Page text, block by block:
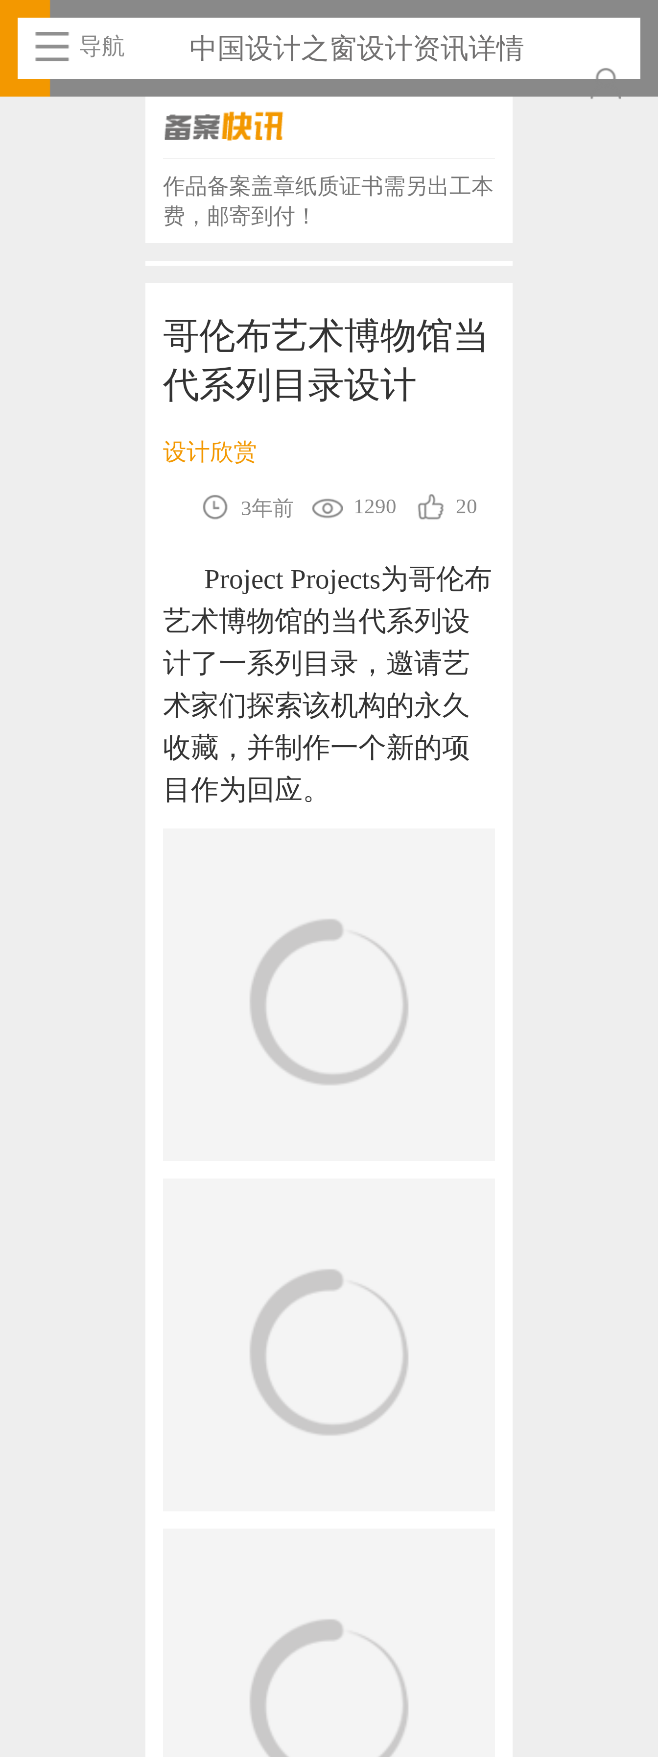
导航 中国设计之窗设计资讯详情
恭喜131****1475用户作品已成功备案！
恭喜138****8638用户作品已成功备案！
恭喜133****9020用户作品已成功备案！
恭喜136****9807用户作品已成功备案！
恭喜159****4930用户作品已成功备案！
恭喜150****6483用户作品已成功备案！
恭喜131****2473用户作品已成功备案！
恭喜159****4201用户作品已成功备案！
更多
作品备案盖章纸质证书需另出工本
费，邮寄到付！
哥伦布艺术博物馆当
代系列目录设计
设计欣赏
3年前 1290 20
Project Projects为哥伦布
艺术博物馆的当代系列设
计了一系列目录，邀请艺
术家们探索该机构的永久
收藏，并制作一个新的项
目作为回应。